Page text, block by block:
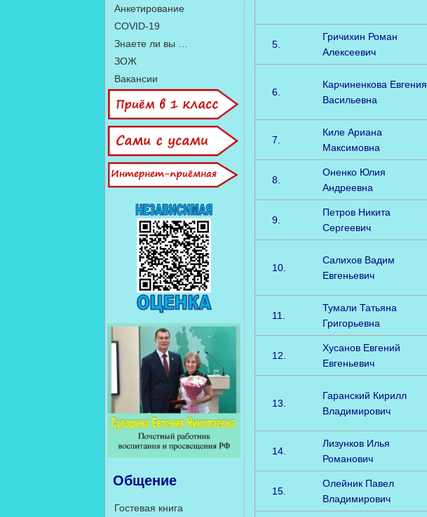
5.
Гричихин Роман
Алексеевич
6.
Карчиненкова Евгения
Васильевна
7.
Киле Ариана
Максимовна
8.
Оненко Юлия
Андреевна
9.
Петров Никита
Сергеевич
10.
Салихов Вадим
Евгеньевич
11.
Тумали Татьяна
Григорьевна
12.
Хусанов Евгений
Евгеньевич
13.
Гаранский Кирилл
Владимирович
14.
Лизунков Илья
Романович
15.
Олейник Павел
Владимирович
Анкетирование
COVID-19
Знаете ли вы …
ЗОЖ
Вакансии
Общение
Гостевая книга